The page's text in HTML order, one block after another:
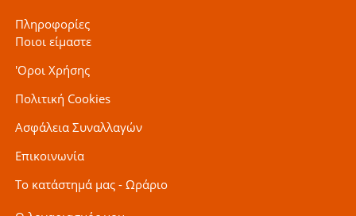
Πληροφορίες
Ποιοι είμαστε
'Οροι Χρήσης
Πολιτική Cookies
Ασφάλεια Συναλλαγών
Επικοινωνία
Το κατάστημά μας - Ωράριο